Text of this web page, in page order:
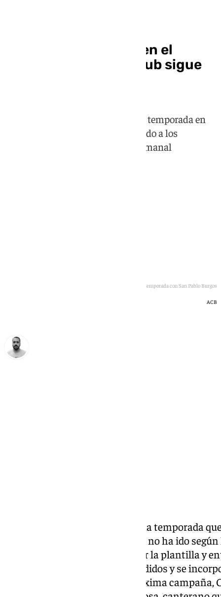
Nzosa, con la mente en el
Unicaja: «Sé que el club sigue
El jugador cajista está cedido esta temporada en
San Pablo Burgos y se ha enfrentado a los
malagueños en la jornada intersemanal
Yannick Nzosa en un partido de esta temporada con San Pablo Burgos
ACB
El Unicaja afronta el final de una temporada
evidencia que el cambio de ciclo no ha ido
verano se tendrá que reformular la plantilla y
algunos jugadores que están cedidos y se
Surne Bilbao Basket para la próxima